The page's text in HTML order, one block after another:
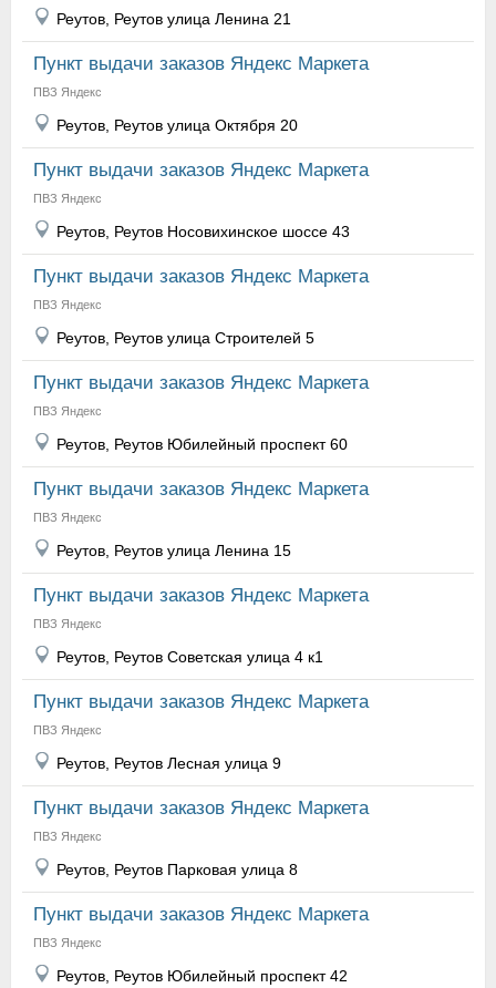
Реутов, Реутов улица Ленина 21
Пункт выдачи заказов Яндекс Маркета
ПВЗ Яндекс
Реутов, Реутов улица Октября 20
Пункт выдачи заказов Яндекс Маркета
ПВЗ Яндекс
Реутов, Реутов Носовихинское шоссе 43
Пункт выдачи заказов Яндекс Маркета
ПВЗ Яндекс
Реутов, Реутов улица Строителей 5
Пункт выдачи заказов Яндекс Маркета
ПВЗ Яндекс
Реутов, Реутов Юбилейный проспект 60
Пункт выдачи заказов Яндекс Маркета
ПВЗ Яндекс
Реутов, Реутов улица Ленина 15
Пункт выдачи заказов Яндекс Маркета
ПВЗ Яндекс
Реутов, Реутов Советская улица 4 к1
Пункт выдачи заказов Яндекс Маркета
ПВЗ Яндекс
Реутов, Реутов Лесная улица 9
Пункт выдачи заказов Яндекс Маркета
ПВЗ Яндекс
Реутов, Реутов Парковая улица 8
Пункт выдачи заказов Яндекс Маркета
ПВЗ Яндекс
Реутов, Реутов Юбилейный проспект 42